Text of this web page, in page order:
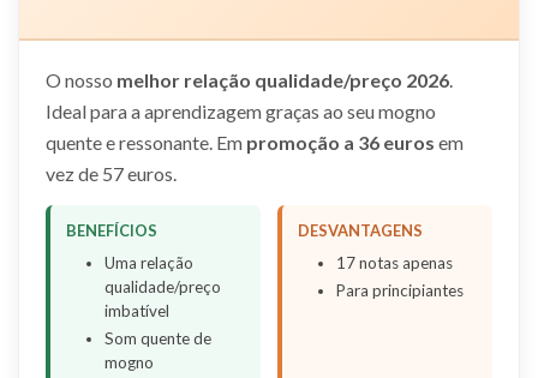
O nosso melhor relação qualidade/preço 2026
Ideal para a aprendizagem graças ao seu mogno
quente e ressonante. Em promoção a 36 euros em
vez de 57 euros.
BENEFÍCIOS
Uma relação
qualidade/preço
imbatível
Som quente de
mogno
DESVANTAGENS
17 notas apenas
Para principiantes